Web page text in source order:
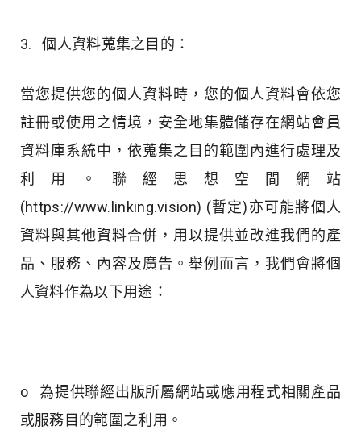
3. 個人資料蒐集之目的：
當您提供您的個人資料時，您的個人資料會依您
註冊或使用之情境，安全地集體儲存在網站會員
資料庫系統中，依蒐集之目的範圍內進行處理及
利用。聯經思想空間網站
(https://www.linking.vision) (暫定)亦可能將個人
資料與其他資料合併，用以提供並改進我們的產
品、服務、內容及廣告。舉例而言，我們會將個
人資料作為以下用途：
o 為提供聯經出版所屬網站或應用程式相關產品
或服務目的範圍之利用。